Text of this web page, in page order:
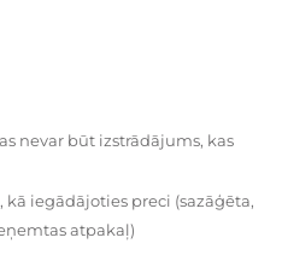
nevar būt izstrādājums, kas
iegādājoties preci (sazāģēta,
atpakaļ)